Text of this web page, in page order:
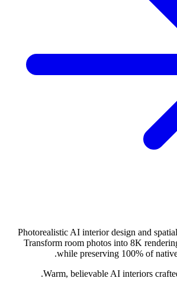
Photorealistic AI interior design and
Transform room photos into 8K
while preserving 100% of
Warm, believable AI interiors